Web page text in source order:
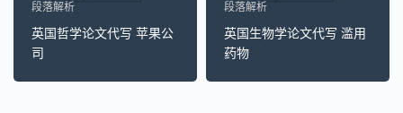
段落解析
英国哲学论文代写 苹果公
司
段落解析
英国生物学论文代写 滥用
药物